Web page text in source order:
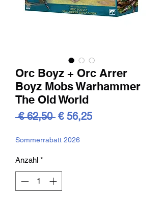
Orc Boyz + Orc Arrer
Boyz Mobs Warhammer
The Old World
€ 62,50 Standardpreis
€ 56,25Sale-
Sommerrabatt 2026
Anzahl *